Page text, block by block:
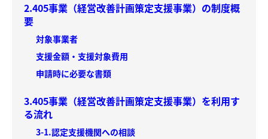
2.405事業（経営改善計画策定支援事業）の制度概
要
対象事業者
支援金額・支援対象費用
申請時に必要な書類
3.405事業（経営改善計画策定支援事業）を利用す
る流れ
3-1.認定支援機関への相談